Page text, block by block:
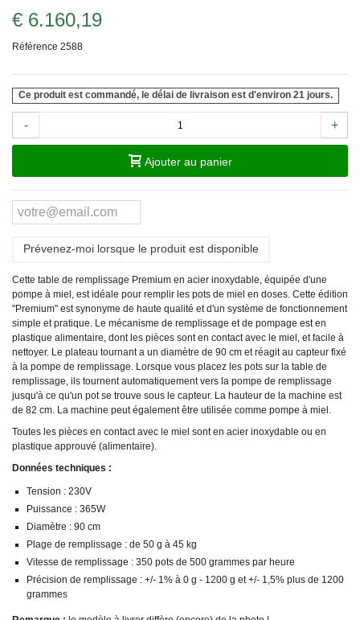
€ 6.160,19
Référence 2588
Ce produit est commandé, le délai de livraison est d'environ 21 jours.
- +
Ajouter au panier
Prévenez-moi lorsque le produit est disponible
Cette table de remplissage Premium en acier inoxydable, équipée d'une
pompe à miel, est idéale pour remplir les pots de miel en doses. Cette édition
"Premium" est synonyme de haute qualité et d'un système de fonctionnement
simple et pratique. Le mécanisme de remplissage et de pompage est en
plastique alimentaire, dont les pièces sont en contact avec le miel, et facile à
nettoyer. Le plateau tournant a un diamètre de 90 cm et réagit au capteur fixé
à la pompe de remplissage. Lorsque vous placez les pots sur la table de
remplissage, ils tournent automatiquement vers la pompe de remplissage
jusqu'à ce qu'un pot se trouve sous le capteur. La hauteur de la machine est
de 82 cm. La machine peut également être utilisée comme pompe à miel.
Toutes les pièces en contact avec le miel sont en acier inoxydable ou en
plastique approuvé (alimentaire).
Données techniques :
Tension : 230V
Puissance : 365W
Diamètre : 90 cm
Plage de remplissage : de 50 g à 45 kg
Vitesse de remplissage : 350 pots de 500 grammes par heure
Précision de remplissage : +/- 1% à 0 g - 1200 g et +/- 1,5% plus de 1200
grammes